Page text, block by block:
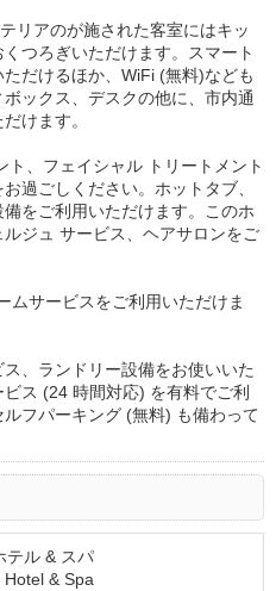
リアのが施された客室にはキッ
つろぎいただけます。スマート
だけるほか、WiFi (無料)なども
ックス、デスクの他に、市内通
けます。
、フェイシャル トリートメント
過ごしください。ホットタブ、
をご利用いただけます。このホ
ジュ サービス、ヘアサロンをご
ムサービスをご利用いただけま
、ランドリー設備をお使いいた
ス (24 時間対応) を有料でご利
フパーキング (無料) も備わって
テル & スパ
& Spa